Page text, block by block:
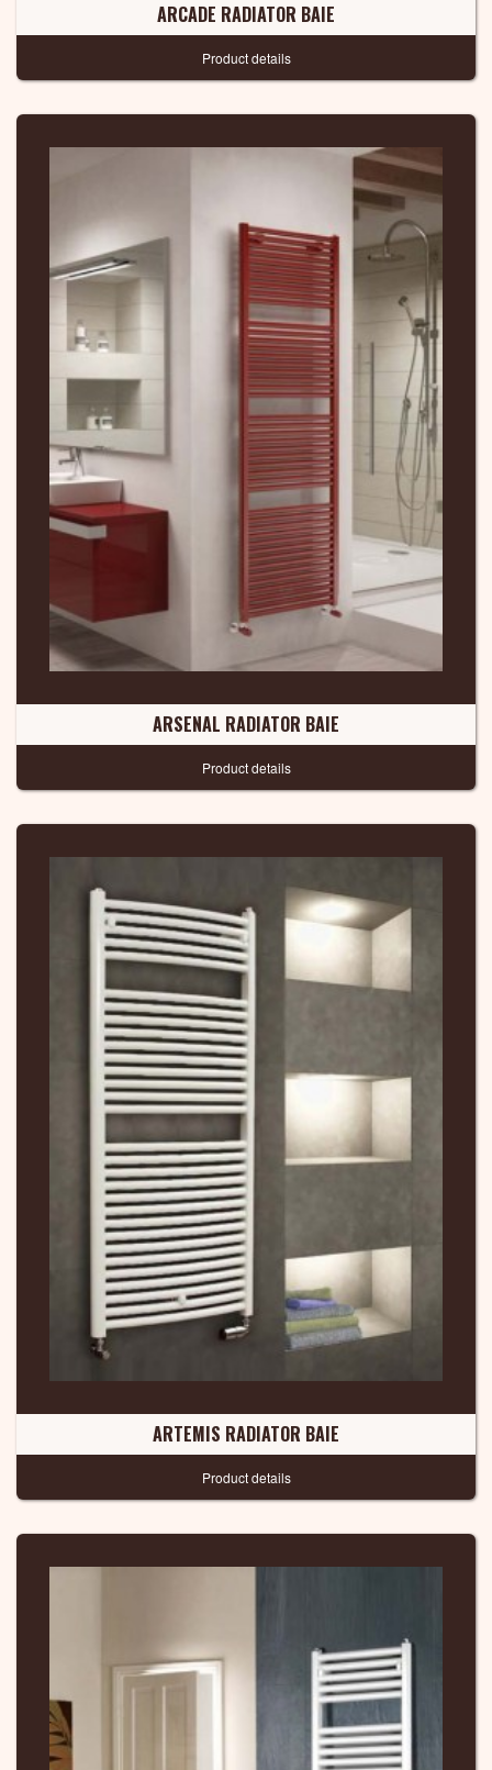
ARCADE RADIATOR BAIE
Product details
ARSENAL RADIATOR BAIE
Product details
ARTEMIS RADIATOR BAIE
Product details